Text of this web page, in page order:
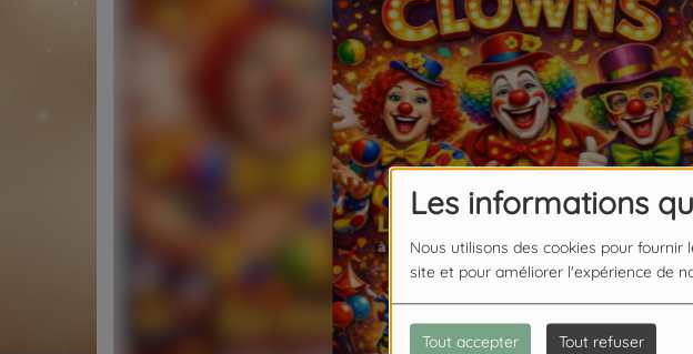
Les informations
Nous utilisons des cookies pour
site et pour améliorer l'expérience de
Tout accepter Tout refuser